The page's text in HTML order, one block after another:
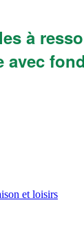
à
avec
et loisirs